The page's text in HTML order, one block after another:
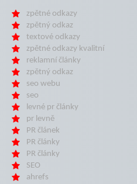
zpětné odkazy
zpětný odkaz
textové odkazy
zpětné odkazy kvalitní
reklamní články
zpětný odkaz
seo webu
seo
levné pr články
pr levně
PR článek
PR články
PR články
SEO
ahrefs